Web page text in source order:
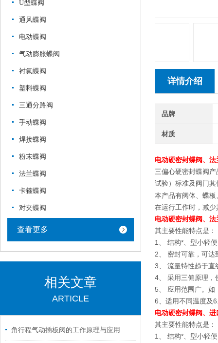
详情介绍
品牌
材质
电动硬密封蝶阀、
三偏心硬密封蝶阀
试验）标准及阀门
本产品有阀体、蝶
在运行工作时，减
电动硬密封蝶阀、
其主要性能特点是：
1、 结构*、型小轻
2、 密封可靠，可达
3、 流量特性趋于直
4、 采用三偏原理，
5、 应用范围广。如
6、适用不同温度及
电动硬密封蝶阀、
其主要性能特点是：
1、 结构*、型小轻
U型蝶阀
通风蝶阀
电动蝶阀
气动膨胀蝶阀
衬氟蝶阀
塑料蝶阀
三通分路阀
手动蝶阀
焊接蝶阀
粉末蝶阀
法兰蝶阀
卡箍蝶阀
对夹蝶阀
查看更多
相关文章
ARTICLE
角行程气动插板阀的工作原理与应用